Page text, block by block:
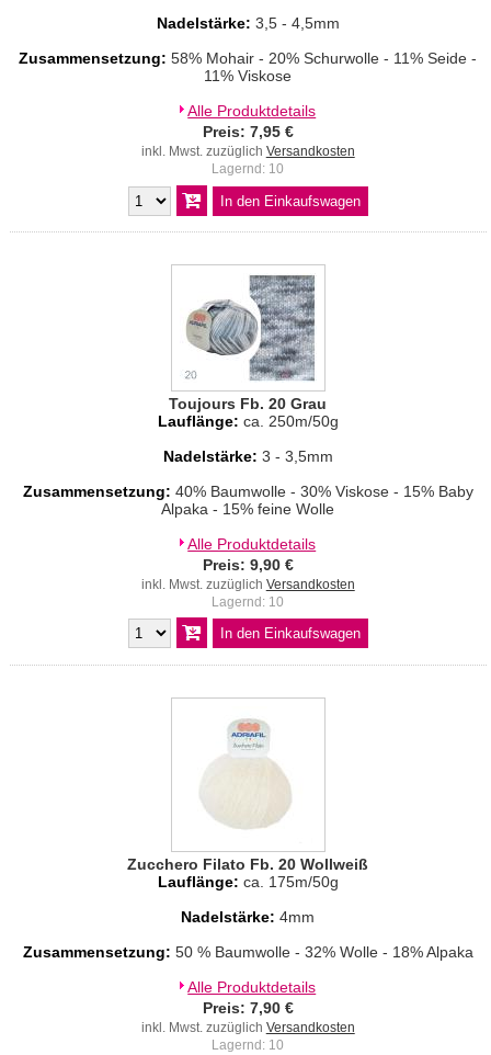
Nadelstärke: 3,5 - 4,5mm
Zusammensetzung:58% Mohair - 20% Schurwolle - 11% Seide -
11% Viskose
Alle Produktdetails
Preis: 7,95 €
inkl. Mwst. zuzüglich Versandkosten
Lagernd: 10
Toujours Fb. 20 Grau
Lauflänge: ca. 250m/50g
Nadelstärke: 3 - 3,5mm
Zusammensetzung: 40% Baumwolle - 30% Viskose - 15% Baby
Alpaka - 15% feine Wolle
Alle Produktdetails
Preis: 9,90 €
inkl. Mwst. zuzüglich Versandkosten
Lagernd: 10
Zucchero Filato Fb. 20 Wollweiß
Lauflänge: ca. 175m/50g
Nadelstärke: 4mm
Zusammensetzung: 50 % Baumwolle - 32% Wolle - 18% Alpaka
Alle Produktdetails
Preis: 7,90 €
inkl. Mwst. zuzüglich Versandkosten
Lagernd: 10